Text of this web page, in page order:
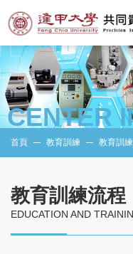
CENTER
首頁 教育訓練 教育訓
教育訓練流程
EDUCATION AND